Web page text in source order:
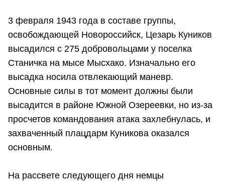
3 февраля 1943 года в составе группы,
освобождающей Новороссийск, Цезарь Куников
высадился с 275 добровольцами у поселка
Станичка на мысе Мысхако. Изначально его
высадка носила отвлекающий маневр.
Основные силы в тот момент должны были
высадится в районе Южной Озереевки, но из-за
просчетов командования атака захлебнулась, и
захваченный плацдарм Куникова оказался
основным.
На рассвете следующего дня немцы